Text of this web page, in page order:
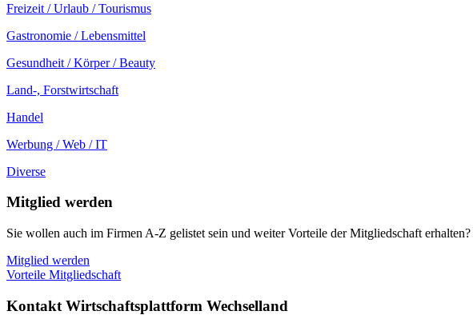
Freizeit / Urlaub / Tourismus
Gastronomie / Lebensmittel
Gesundheit / Körper / Beauty
Land-, Forstwirtschaft
Handel
Werbung / Web / IT
Diverse
Mitglied werden
Sie wollen auch im Firmen A-Z gelistet sein und weiter Vorteile der Mitgliedschaft erhalten?
Mitglied werden
Vorteile Mitgliedschaft
Kontakt Wirtschaftsplattform Wechselland